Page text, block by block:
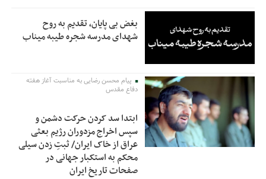
بغض بی پایان، تقدیم به روح
شهدای مدرسه شجره طیبه میناب
پیام محسن رضایی به مناسبت آغاز هفته
دفاع مقدس
ابتدا سد کردن حرکت دشمن و
سپس اخراج مزدوران رژیم بعثی
عراق از خاک ایران/ ثبتِ زدن سیلی
محکم به استکبار جهانی در
صفحات تاریخ ایران